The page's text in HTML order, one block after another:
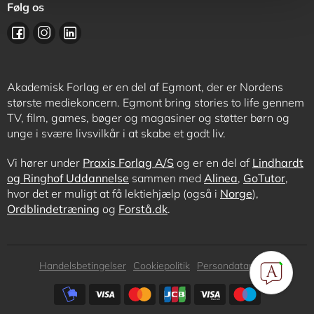
Følg os
Akademisk Forlag er en del af Egmont, der er Nordens
største mediekoncern. Egmont bring stories to life gennem
TV, film, games, bøger og magasiner og støtter børn og
unge i svære livsvilkår i at skabe et godt liv.
Vi hører under Praxis Forlag A/S og er en del af Lindhardt
og Ringhof Uddannelse sammen med Alinea, GoTutor,
hvor det er muligt at få lektiehjælp (også i Norge),
Ordblindetræning og Forstå.dk.
Subfooter
Handelsbetingelser Cookiepolitik
Persondatapolitik
Subfooter
payment